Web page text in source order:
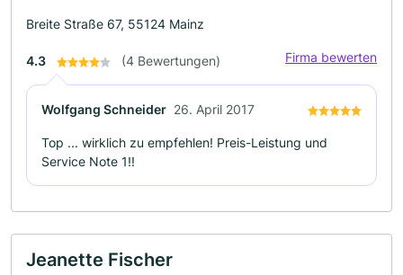
Breite Straße 67, 55124 Mainz
4.3 (4 Bewertungen) Firma bewerten
Wolfgang Schneider 26. April 2017
Top ... wirklich zu empfehlen! Preis-Leistung und
Service Note 1!!
Jeanette Fischer